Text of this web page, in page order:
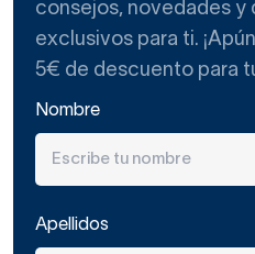
consejos, novedades y
exclusivos para ti.
5€ de descuento para
Nombre
Apellidos